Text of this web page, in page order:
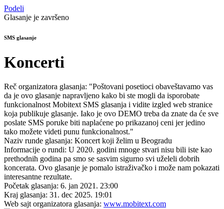
Podeli
Glasanje je završeno
SMS glasanje
Koncerti
Reč organizatora glasanja: "Poštovani posetioci obaveštavamo vas
da je ovo glasanje napravljeno kako bi ste mogli da isporobate
funkcionalnost Mobitext SMS glasanja i vidite izgled web stranice
koja publikuje glasanje. Iako je ovo DEMO treba da znate da će sve
poslate SMS poruke biti naplaćene po prikazanoj ceni jer jedino
tako možete videti punu funkcionalnost."
Naziv runde glasanja: Koncert koji želim u Beogradu
Informacije o rundi: U 2020. godini mnoge stvari nisu bili iste kao
prethodnih godina pa smo se sasvim sigurno svi uželeli dobrih
koncerata. Ovo glasanje je pomalo istraživačko i može nam pokazati
interesantne rezultate.
Početak glasanja: 6. jan 2021. 23:00
Kraj glasanja: 31. dec 2025. 19:01
Web sajt organizatora glasanja: www.mobitext.com